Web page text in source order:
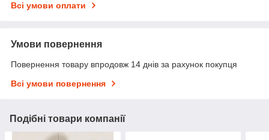
Всі умови оплати
Умови повернення
Повернення товару впродовж 14 днів за рахунок покупця
Всі умови повернення
Подібні товари компанії